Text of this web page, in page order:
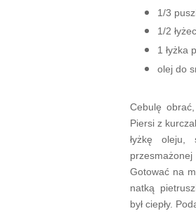
1/3
1/2
1 łyżka
olej do
Cebulę
Piersi z
łyżkę oleju,
Gotować na
natką
był ciepły.